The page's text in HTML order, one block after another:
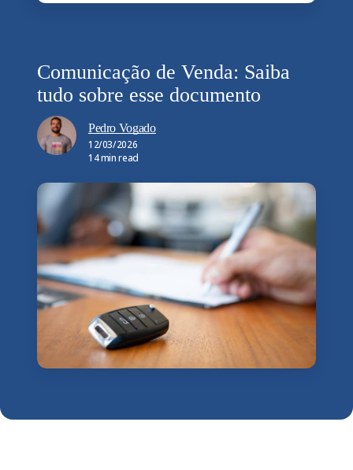
Comunicação de Venda: Saiba
tudo sobre esse documento
Pedro Vogado
12/03/2026
14 min read